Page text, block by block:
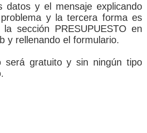
datos y el mensaje explicando
y la tercera forma es
sección PRESUPUESTO en
y rellenando el formulario.
será gratuito y sin ningún tipo